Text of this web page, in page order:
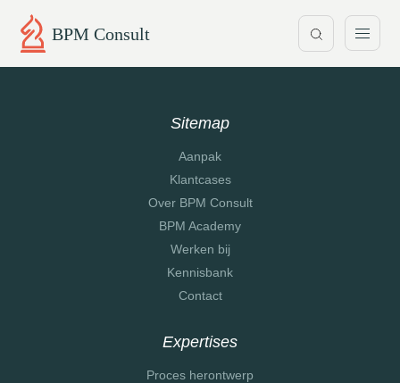
BPM Consult
Sitemap
Aanpak
Klantcases
Over BPM Consult
BPM Academy
Werken bij
Kennisbank
Contact
Expertises
Proces herontwerp